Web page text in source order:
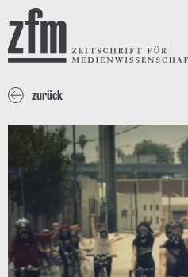
Direkt zum Inhalt
ZEITSCHRIFT FÜR
MEDIENWISSENSCHAFT
zurück